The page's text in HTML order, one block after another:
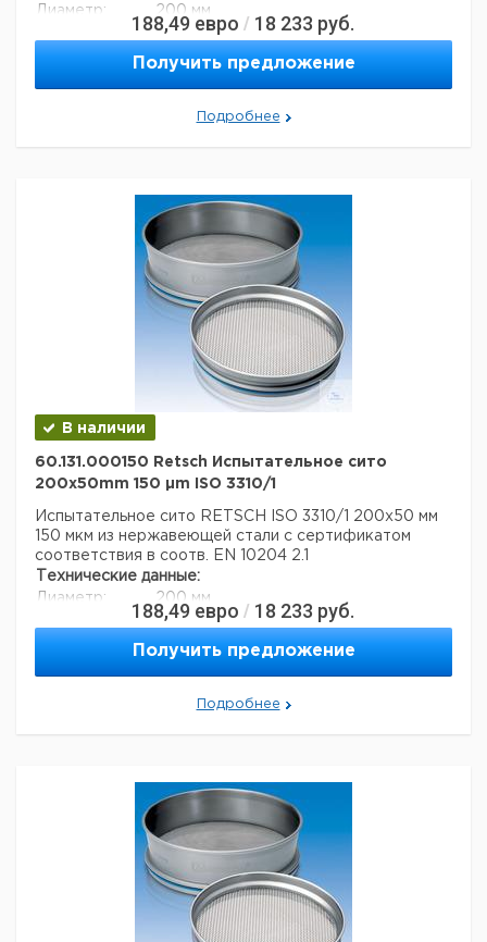
Диаметр:
200 мм
350 г
Высота:
50 мм
140 мкм
188,49 евро / 18 233 руб.
Получить предложение
Подробнее
В наличии
60.131.000150 Retsch Испытательное сито
200x50mm 150 µm ISO 3310/1
Испытательное сито RETSCH ISO 3310/1 200x50 мм
150 мкм из нержавеющей стали с сертификатом
соответствия в соотв. EN 10204 2.1
Технические данные:
Диаметр:
200 мм
350 г
Высота:
50 мм
150 мкм
188,49 евро / 18 233 руб.
Получить предложение
Подробнее